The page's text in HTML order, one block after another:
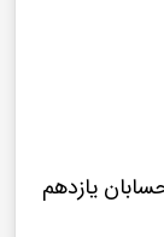
یازدهم